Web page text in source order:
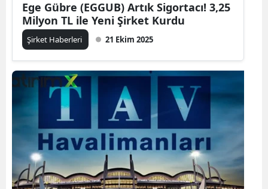
Ege Gübre (EGGUB) Artık Sigortacı! 3,25
Milyon TL ile Yeni Şirket Kurdu
Şirket Haberleri 21 Ekim 2025